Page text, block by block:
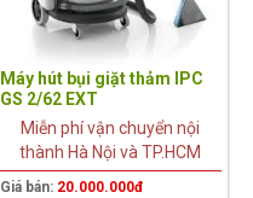
Máy hút bụi giặt thảm IPC
GS 2/62 EXT
Miễn phí vận chuyển nội
thành Hà Nội và TP.HCM
Giá bán: 20.000.000đ